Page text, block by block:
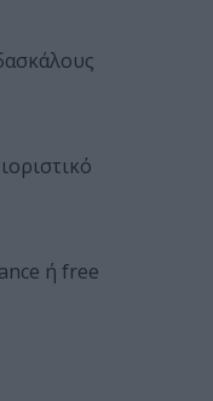
ή free